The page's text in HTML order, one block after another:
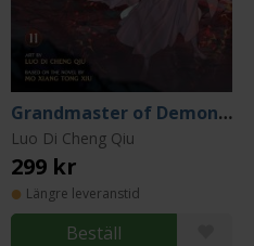
Grandmaster of Demonic Cultivation Vol 11
Luo Di Cheng Qiu
299 kr
Längre leveranstid
Beställ